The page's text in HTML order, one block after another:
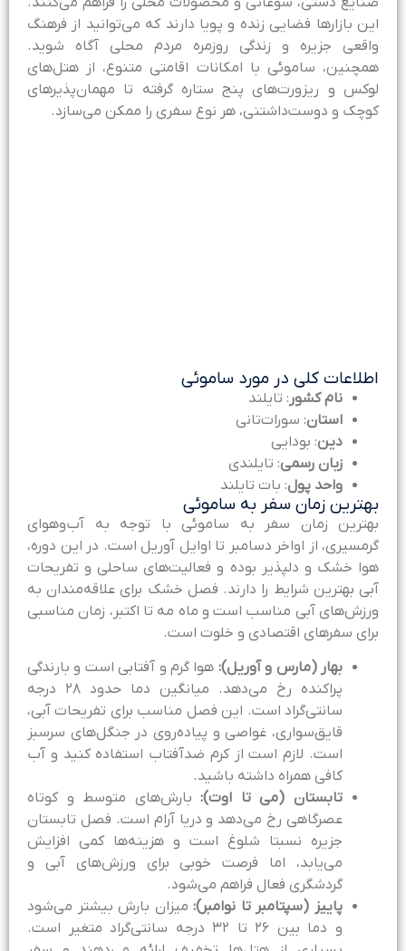
بازارها فضایی زنده و پویا دارند که می‌توانید از فرهنگ
جزیره و زندگی روزمره مردم محلی آگاه شوید.
ساموئی با امکانات اقامتی متنوع، از هتل‌های
و ریزورت‌های پنج ستاره گرفته تا مهمان‌پذیرهای
و دوست‌داشتنی، هر نوع سفری را ممکن می‌سازد.
کلی در مورد ساموئی
نام کشور: تایلند
استان: سورات‌تانی
دین : بودایی
زبان رسمی: تایلندی
واحد پول: بات تایلند
زمان سفر به ساموئی
زمان سفر به ساموئی با توجه به آب‌وهوای
از اواخر دسامبر تا اوایل آوریل است. در این دوره،
خشک و دلپذیر بوده و فعالیت‌های ساحلی و تفریحات
بهترین شرایط را دارند. فصل خشک برای علاقه‌مندان به
آبی مناسب است و ماه مه تا اکتبر، زمان مناسبی
سفرهای اقتصادی و خلوت است.
بهار (مارس و آوریل):هوا گرم و آفتابی است و بارندگی
پراکنده رخ می‌دهد. میانگین دما حدود ۲۸ درجه
سانتی‌گراد است. این فصل مناسب برای تفریحات آبی،
قایق‌سواری، غواصی و پیاده‌روی در جنگل‌های سرسبز
است. لازم است از کرم ضدآفتاب استفاده کنید و آب
کافی همراه داشته باشید.
تابستان (می تا اوت):بارش‌های متوسط و کوتاه
عصرگاهی رخ می‌دهد و دریا آرام است. فصل تابستان
جزیره نسبتا شلوغ است و هزینه‌ها کمی افزایش
می‌یابد، اما فرصت خوبی برای ورزش‌های آبی و
گردشگری فعال فراهم می‌شود.
پاییز (سپتامبر تا نوامبر):میزان بارش بیشتر می‌شود
و دما بین ۲۶ تا ۳۲ درجه سانتی‌گراد متغیر است.